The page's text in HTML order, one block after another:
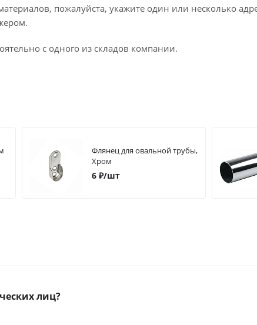
пожалуйста, укажите один или несколько
с одного из складов компании.
Флянец для овальной трубы,
Хром
6₽/шт
лиц?